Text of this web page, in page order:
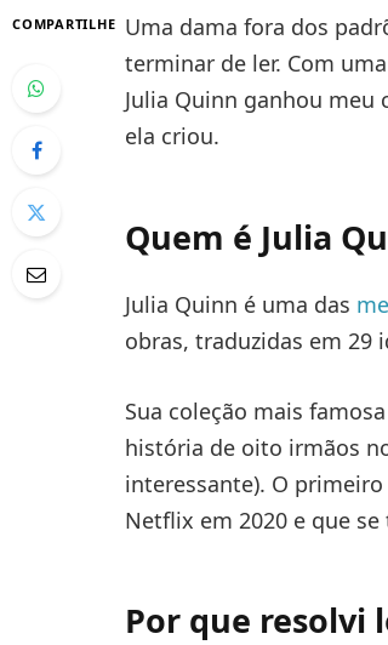
COMPARTILHE Uma dama fora dos
terminar de ler. Com
Julia Quinn ganhou meu
ela criou.
Quem é Julia
Julia Quinn é uma das
obras, traduzidas em 29
Sua coleção mais
história de oito irmãos
interessante). O
Netflix em 2020 e que
Por que resolvi